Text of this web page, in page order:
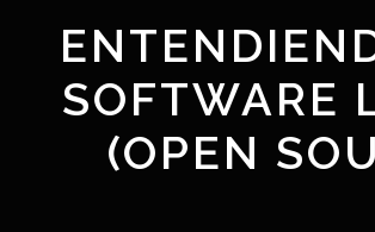
SOFTWARE
(OPEN